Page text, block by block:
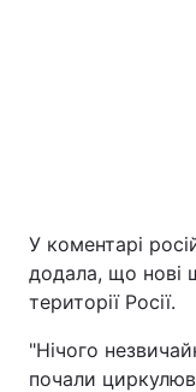
У коментарі
додала, що нові
території Росії.
"Нічого
почали